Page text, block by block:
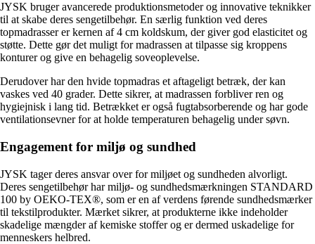
JYSK bruger avancerede produktionsmetoder og innovative teknikker
til at skabe deres sengetilbehør. En særlig funktion ved deres
topmadrasser er kernen af 4 cm koldskum, der giver god elasticitet og
støtte. Dette gør det muligt for madrassen at tilpasse sig kroppens
konturer og give en behagelig soveoplevelse.
Derudover har den hvide topmadras et aftageligt betræk, der kan
vaskes ved 40 grader. Dette sikrer, at madrassen forbliver ren og
hygiejnisk i lang tid. Betrækket er også fugtabsorberende og har gode
ventilationsevner for at holde temperaturen behagelig under søvn.
Engagement for miljø og sundhed
JYSK tager deres ansvar over for miljøet og sundheden alvorligt.
Deres sengetilbehør har miljø- og sundhedsmærkningen STANDARD
100 by OEKO-TEX®, som er en af ​​verdens førende sundhedsmærker
til tekstilprodukter. Mærket sikrer, at produkterne ikke indeholder
skadelige mængder af kemiske stoffer og er dermed uskadelige for
menneskers helbred.